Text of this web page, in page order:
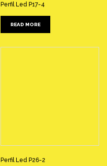
Perfil Led P17-4
READ MORE
Perfil Led P26-2